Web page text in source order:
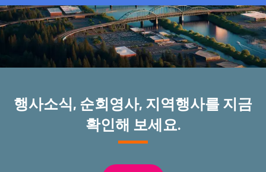
행사소식, 순회영사, 지역행사를 지금
확인해 보세요.